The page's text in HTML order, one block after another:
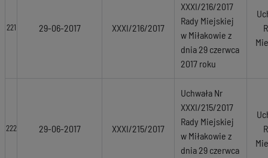
221 29-06-2017 XXXI/216/2017
XXXI/216/2017
Rady Miejskiej
w Miłakowie z
dnia 29 czerwca
2017 roku
222 29-06-2017 XXXI/215/2017
Uchwała Nr
XXXI/215/2017
Rady Miejskiej
w Miłakowie z
dnia 29 czerwca